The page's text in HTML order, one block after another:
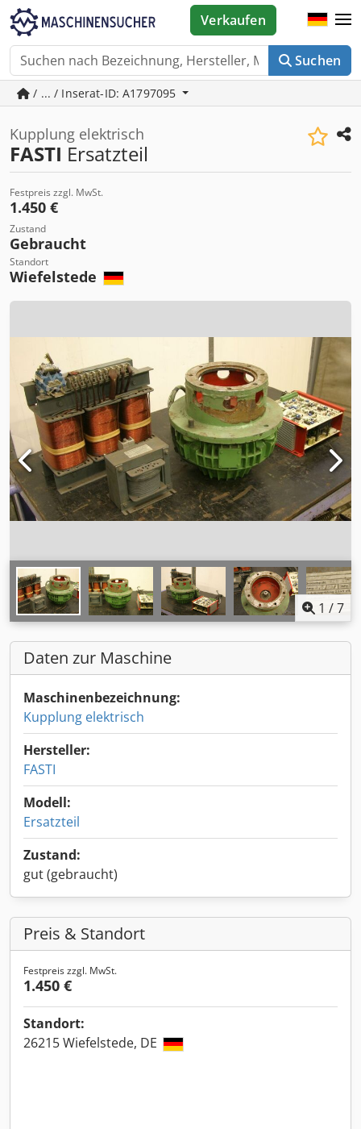
Suchen
Verkaufen
/ ... / Inserat-ID: A1797095
Kupplung elektrisch
FASTI Ersatzteil
Festpreis zzgl. MwSt.
1.450 €
Zustand
Gebraucht
Standort
Wiefelstede
1 /7
Daten zur Maschine
Maschinenbezeichnung:
Kupplung elektrisch
Hersteller:
FASTI
Modell:
Ersatzteil
Zustand:
gut (gebraucht)
Preis & Standort
Festpreis zzgl. MwSt.
1.450 €
Standort:
26215 Wiefelstede, DE